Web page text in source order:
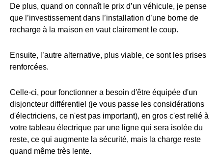
De plus, quand on connaît le prix d’un véhicule, je pense
que l’investissement dans l’installation d’une borne de
recharge à la maison en vaut clairement le coup.
Ensuite, l’autre alternative, plus viable, ce sont les prises
renforcées.
Celle-ci, pour fonctionner a besoin d'être équipée d'un
disjoncteur différentiel (je vous passe les considérations
d'électriciens, ce n'est pas important), en gros c'est relié à
votre tableau électrique par une ligne qui sera isolée du
reste, ce qui augmente la sécurité, mais la charge reste
quand même très lente.